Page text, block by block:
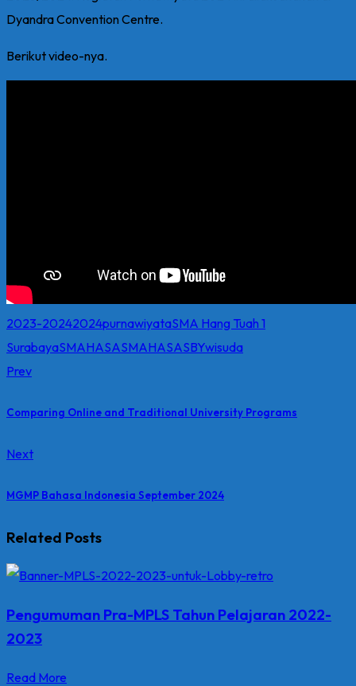
Dyandra Convention Centre.
Berikut video-nya.
2023-20242024purnawiyataSMA Hang Tuah 1
SurabayaSMAHASASMAHASASBYwisuda
Prev
Comparing Online and Traditional University Programs
Next
MGMP Bahasa Indonesia September 2024
Related Posts
Pengumuman Pra-MPLS Tahun Pelajaran 2022-
2023
Read More